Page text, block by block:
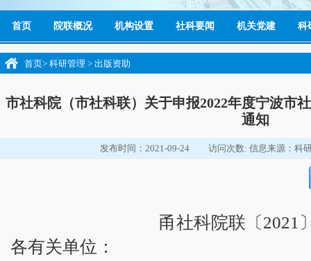
首页 院联概况 机构设置 社科要闻 机关党建 科
首页> 科研管理 > 出版资助
市社科院（市社科联）关于申报2022年度宁波市
通知
发布时间：2021-09-24 访问次数: 信息来源：科
甬社科院联〔2021
各有关单位：